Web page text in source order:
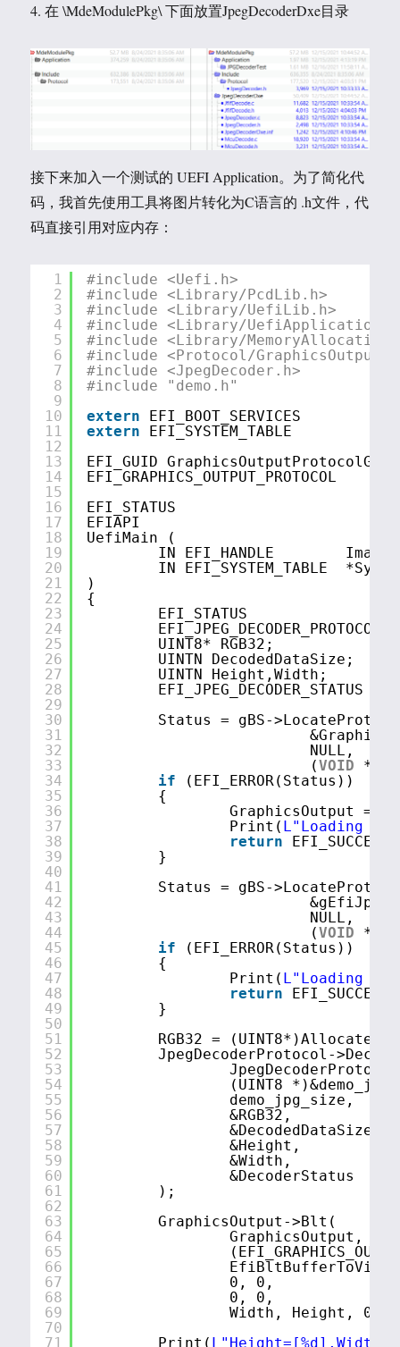
4. 在 \MdeModulePkg\ 下面放置JpegDecoderDxe目录
接下来加入一个测试的 UEFI Application。为了简化代
码，我首先使用工具将图片转化为C语言的 .h文件，代
码直接引用对应内存：
1
2
3
4
5
6
7
8
9
10
11
12
13
14
15
16
17
18
19
20
21
22
23
24
25
26
27
28
29
30
31
32
33
34
35
36
37
38
39
40
41
42
43
44
45
46
47
48
49
50
51
52
53
54
55
56
57
58
59
60
61
62
63
64
65
66
67
68
69
70
71
#include <Uefi.h>
#include <Library/PcdLib.h>
#include <Library/UefiLib.h>
#include <Library/
#include <Library/
#include <Protocol/
#include <JpegDecoder.h>
#include "demo.h"
extern
EFI_BOOT_SERVICES
extern
EFI_SYSTEM_TABLE
EFI_GUID GraphicsOutputProtocolGuid =
EFI_GRAPHICS_OUTPUT_PROTOCOL
EFI_STATUS
EFIAPI
UefiMain (
IN EFI_HANDLE
IN EFI_SYSTEM_TABLE
)
{
EFI_STATUS
UINT8* RGB32;
UINTN DecodedDataSize;
UINTN Height,Width;
EFI_JPEG_DECODER_STATUS
Status = gBS-
NULL,
(VOID
**)
if
(EFI_ERROR(Status))
{
GraphicsOutput =
Print( L"Loading
return
EFI_SUCCESS;
}
Status = gBS-
NULL,
(VOID
**)
if
(EFI_ERROR(Status))
{
Print( L"Loading
return
EFI_SUCCESS;
}
RGB32 =
JpegDecoderProtocol-
(UINT8 *)&demo_jpg,
demo_jpg_size,
&RGB32,
&DecodedDataSize,
&Height,
&Width,
&DecoderStatus
);
GraphicsOutput->Blt(
GraphicsOutput,
0, 0,
0, 0,
Width, Height, 0);
Print(